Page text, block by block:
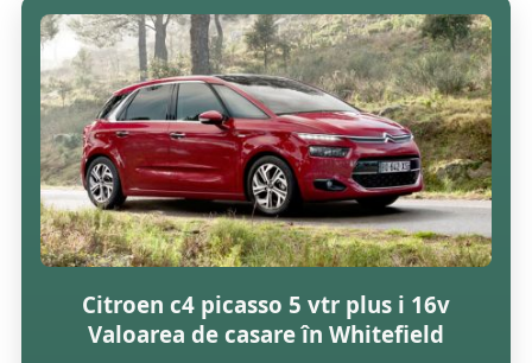
Citroen c4 picasso 5 vtr plus i 16v
Valoarea de casare în Whitefield